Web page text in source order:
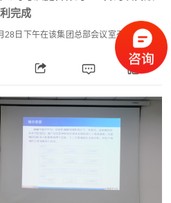
利完成
日下午在该集团总部会议室召开了项目